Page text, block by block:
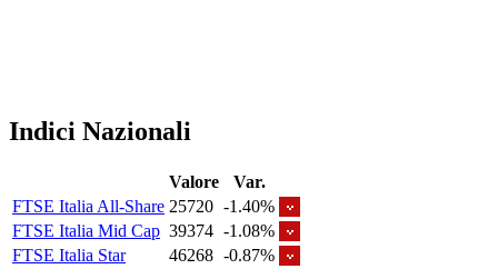
Indici Nazionali
Valore
Var.
FTSE Italia All-Share 25720 -1.40%
FTSE Italia Mid Cap 39374 -1.08%
FTSE Italia Star
46268 -0.87%